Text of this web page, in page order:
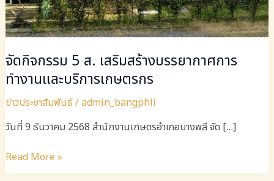
จัดกิจกรรม 5 ส. เสริมสร้างบรรยากาศการ
ทำงานและบริการเกษตรกร
ข่าวประชาสัมพันธ์/admin_bangphli
วันที่ ​9 ธันวาคม 2568​ สำนักงาน​เกษตร​อำเภอ​บางพลี จัด […]
จัด
กิจกรรม
Read More »